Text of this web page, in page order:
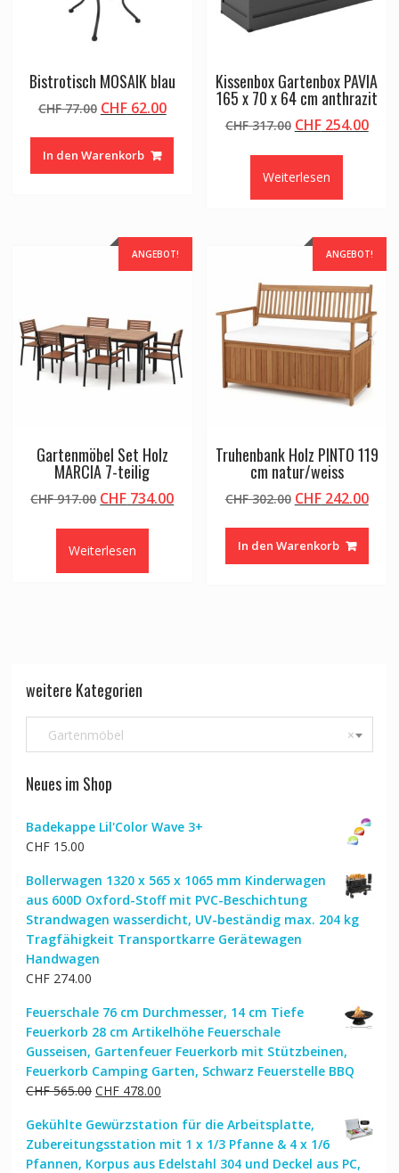
Bistrotisch MOSAIK blau
CHF77.00 Ursprünglicher
war:
CHF 77.00
CHF62.00Aktueller
In den Warenkorb
Kissenbox Gartenbox PAVIA
165 x 70 x 64 cm anthrazit
CHF317.00 Ursprünglicher
CHF 317.00
CHF254.00
Weiterlesen
ANGEBOT!
Gartenmöbel Set Holz
MARCIA 7-teilig
CHF917.00 Ursprünglicher
CHF 917.00
CHF 734.00Aktueller
CHF 734.00.
Weiterlesen
ANGEBOT!
Truhenbank Holz PINTO 119
cm natur/weiss
CHF302.00 Ursprünglicher
war:
CHF 302.00
CHF242.00
In den Warenkorb
weitere Kategorien
×
Gartenmöbel
Neues im Shop
Badekappe Lil'Color Wave 3+
CHF15.00
Bollerwagen 1320 x 565 x 1065 mm Kinderwagen
aus 600D Oxford-Stoff mit PVC-Beschichtung
Strandwagen wasserdicht, UV-beständig max. 204 kg
Tragfähigkeit Transportkarre Gerätewagen
Handwagen
CHF274.00
Feuerschale 76 cm Durchmesser, 14 cm Tiefe
Feuerkorb 28 cm Artikelhöhe Feuerschale
Gusseisen, Gartenfeuer Feuerkorb mit Stützbeinen,
Feuerkorb Camping Garten, Schwarz Feuerstelle BBQ
CHF565.00 Ursprünglicher
war:
CHF 565.00
CHF478.00Aktueller
ist:
CHF 478.00.
Gekühlte Gewürzstation für die Arbeitsplatte,
Zubereitungsstation mit 1 x 1/3 Pfanne & 4 x 1/6
Pfannen, Korpus aus Edelstahl 304 und Deckel aus PC,